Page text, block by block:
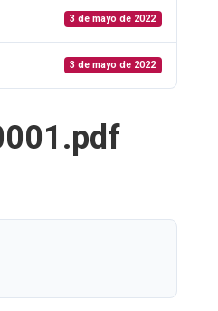
3 de mayo de 2022
3 de mayo de 2022